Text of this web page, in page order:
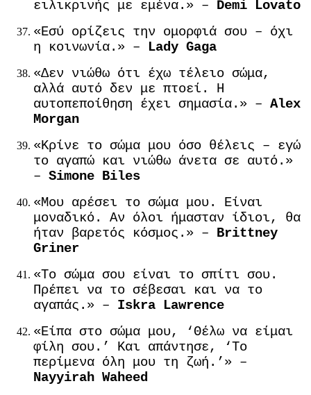
ειλικρινής με εμένα.» – Demi Lovato
«Εσύ ορίζεις την ομορφιά σου – όχι
η κοινωνία.» – Lady Gaga
«Δεν νιώθω ότι έχω τέλειο σώμα,
αλλά αυτό δεν με πτοεί. Η
αυτοπεποίθηση έχει σημασία.» – Alex
Morgan
«Κρίνε το σώμα μου όσο θέλεις – εγώ
το αγαπώ και νιώθω άνετα σε αυτό.»
– Simone Biles
«Μου αρέσει το σώμα μου. Είναι
μοναδικό. Αν όλοι ήμασταν ίδιοι, θα
ήταν βαρετός κόσμος.» – Brittney
Griner
«Το σώμα σου είναι το σπίτι σου.
Πρέπει να το σέβεσαι και να το
αγαπάς.» – Iskra Lawrence
«Είπα στο σώμα μου, ‘Θέλω να είμαι
φίλη σου.’ Και απάντησε, ‘Το
περίμενα όλη μου τη ζωή.’» –
Nayyirah Waheed